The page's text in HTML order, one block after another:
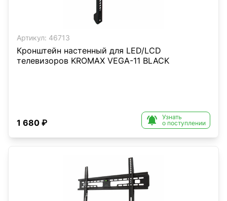
Артикул: 46713
Кронштейн настенный для LED/LCD
телевизоров KROMAX VEGA-11 BLACK
1 680 ₽ 
Узнать
о поступлении